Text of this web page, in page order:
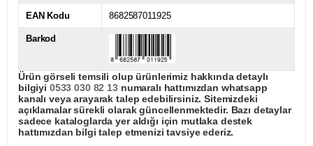
EAN Kodu 8682587011925
Barkod
Ürün görseli temsili olup ürünlerimiz hakkında detaylı
bilgiyi 0533 030 82 13numaralı hattımızdan whatsapp
kanalı veya arayarak talep edebilirsiniz. Sitemizdeki
açıklamalar sürekli olarak güncellenmektedir. Bazı detaylar
sadece kataloglarda yer aldığı için mutlaka destek
hattımızdan bilgi talep etmenizi tavsiye ederiz.